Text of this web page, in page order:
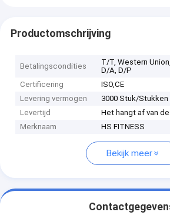
Productomschrijving
Betalingscondities
T/T, Western
D/A, D/P
Certificering
ISO,CE
Levering vermogen
3000 Stuk/Stukken
Levertijd
Het hangt af van
Merknaam
HS FITNESS
Bekijk meer